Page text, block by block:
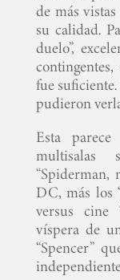
de más
su calidad.
duelo”,
fue
pudieron
Esta
multisalas
“Spiderman,
DC, más los
versus cine
víspera de
“Spencer”